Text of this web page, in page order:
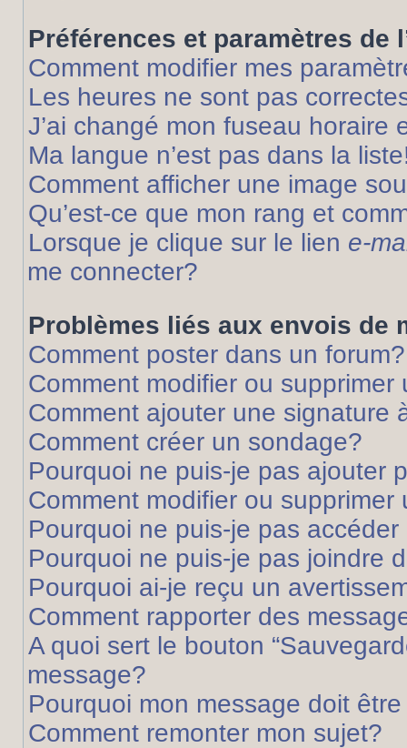
Préférences et paramètres de
Comment modifier mes
Les heures ne sont pas
J’ai changé mon fuseau horaire
Ma langue n’est pas dans la
Comment afficher une image
Qu’est-ce que mon rang et
Lorsque je clique sur le lien e-
me connecter?
Problèmes liés aux envois de
Comment poster dans un forum?
Comment modifier ou supprimer
Comment ajouter une signature
Comment créer un sondage?
Pourquoi ne puis-je pas ajouter
Comment modifier ou supprimer
Pourquoi ne puis-je pas
Pourquoi ne puis-je pas joindre
Pourquoi ai-je reçu un
Comment rapporter des
A quoi sert le bouton
message?
Pourquoi mon message doit
Comment remonter mon sujet?